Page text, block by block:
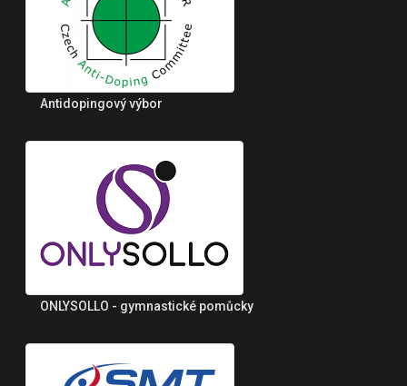
Antidopingový výbor
ONLYSOLLO - gymnastické pomůcky